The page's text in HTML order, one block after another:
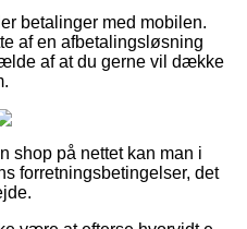
betalinger med mobilen.
af en afbetalingsløsning
af at du gerne vil dække
shop på nettet kan man i
forretningsbetingelser, det